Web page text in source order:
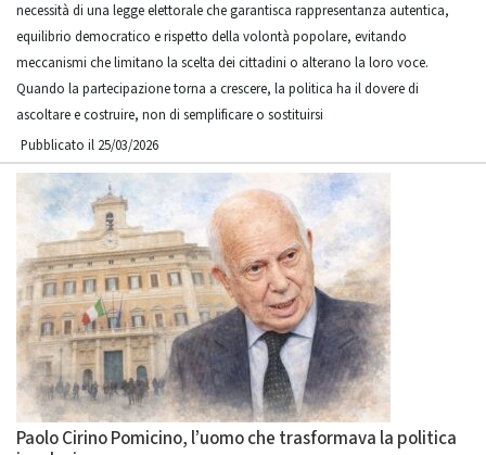
necessità di una legge elettorale che garantisca rappresentanza autentica,
equilibrio democratico e rispetto della volontà popolare, evitando
meccanismi che limitano la scelta dei cittadini o alterano la loro voce.
Quando la partecipazione torna a crescere, la politica ha il dovere di
ascoltare e costruire, non di semplificare o sostituirsi
Pubblicato il 25/03/2026
Paolo Cirino Pomicino, l’uomo che trasformava la politica